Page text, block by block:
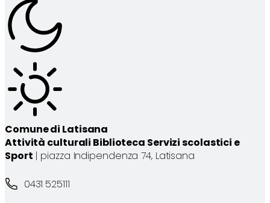
Comune di Latisana
Attività culturali Biblioteca Servizi scolastici e
Sport | piazza Indipendenza 74, Latisana
0431 525111